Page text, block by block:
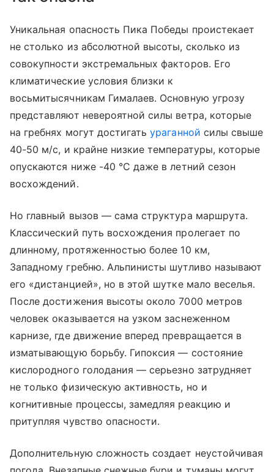
Уникальная опасность Пика Победы проистекает
не столько из абсолютной высоты, сколько из
совокупности экстремальных факторов. Его
климатические условия близки к
восьмитысячникам Гималаев. Основную угрозу
представляют невероятной силы ветра, которые
на гребнях могут достигатьураганной силы свыше
40-50 м/с, и крайне низкие температуры, которые
опускаются ниже -40 °C даже в летний сезон
восхождений.
Но главный вызов — сама структура маршрута.
Классический путь восхождения пролегает по
длинному, протяженностью более 10 км,
Западному гребню. Альпинисты шутливо называют
его «дистанцией», но в этой шутке мало веселья.
После достижения высоты около 7000 метров
человек оказывается на узком заснеженном
карнизе, где движение вперед превращается в
изматывающую борьбу. Гипоксия — состояние
кислородного голодания — серьезно затрудняет
не только физическую активность, но и
когнитивные процессы, замедляя реакцию и
притупляя чувство опасности.
Дополнительную сложность создает неустойчивая